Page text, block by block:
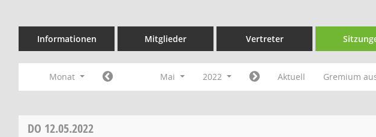
Informationen Mitglieder Vertreter
Monat Mai 2022 Aktuell Gremium
DO 12.05.2022